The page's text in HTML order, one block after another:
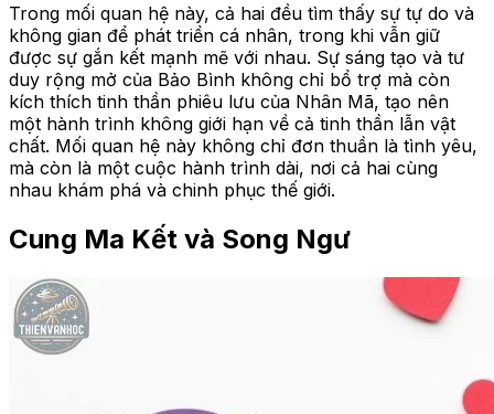
Trong mối quan hệ này, cả hai đều tìm thấy sự tự do và
không gian để phát triển cá nhân, trong khi vẫn giữ
được sự gắn kết mạnh mẽ với nhau. Sự sáng tạo và tư
duy rộng mở của Bảo Bình không chỉ bổ trợ mà còn
kích thích tinh thần phiêu lưu của Nhân Mã, tạo nên
một hành trình không giới hạn về cả tinh thần lẫn vật
chất. Mối quan hệ này không chỉ đơn thuần là tình yêu,
mà còn là một cuộc hành trình dài, nơi cả hai cùng
nhau khám phá và chinh phục thế giới.
Cung Ma Kết và Song Ngư